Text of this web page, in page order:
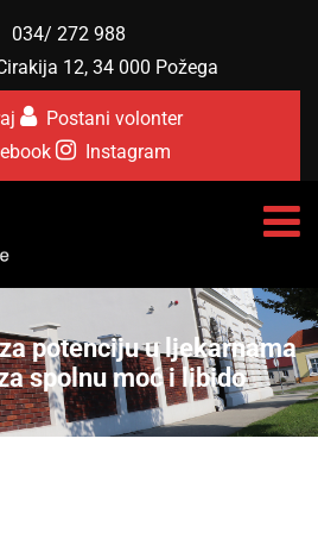
034/ 272 988
12, 34 000 Požega
Postani volonter
Instagram
potenciju u ljekarnama
spolnu moć i libido